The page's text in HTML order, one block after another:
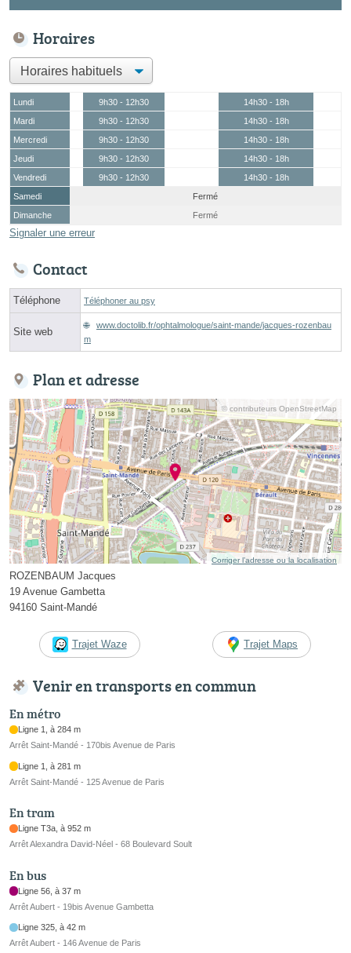
Horaires
Lundi 9h30 - 12h30
14h30 - 18h
Mardi
9h30 - 12h30
14h30 - 18h
Mercredi
9h30 - 12h30
14h30 - 18h
Jeudi
9h30 - 12h30
14h30 - 18h
Vendredi
9h30 - 12h30
14h30 - 18h
Samedi
Fermé
Dimanche
Fermé
Signaler une erreur
Contact
Téléphone Téléphoner au psy
Site web
www.doctolib.fr/ophtalmologue/saint-mande/jacques-rozenbau
m
Plan et adresse
© contributeurs OpenStreetMap
Corriger l’adresse ou la localisation
ROZENBAUM Jacques
19 Avenue Gambetta
94160 Saint-Mandé
Trajet Waze Trajet Maps
Venir en transports en commun
En métro
Ligne 1, à 284 m
Arrêt Saint-Mandé - 170bis Avenue de Paris
Ligne 1, à 281 m
Arrêt Saint-Mandé - 125 Avenue de Paris
En tram
Ligne T3a, à 952 m
Arrêt Alexandra David-Néel - 68 Boulevard Soult
En bus
Ligne 56, à 37 m
Arrêt Aubert - 19bis Avenue Gambetta
Ligne 325, à 42 m
Arrêt Aubert - 146 Avenue de Paris